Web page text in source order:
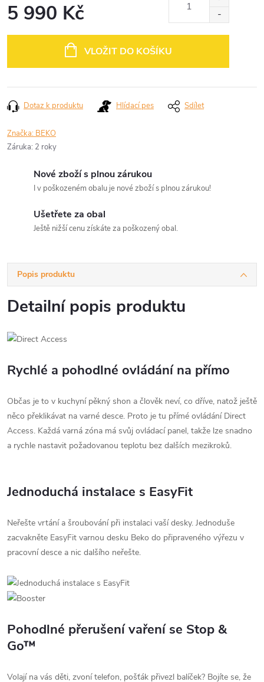
5 990 Kč
VLOŽIT DO KOŠÍKU
Dotaz k produktu Hlídací pes Sdílet
Značka: BEKO
Záruka: 2 roky
Nové zboží s plnou zárukou
I v poškozeném obalu je nové zboží s plnou zárukou!
Ušetřete za obal
Ještě nižší cenu získáte za poškozený obal.
Popis produktu
Detailní popis produktu
Rychlé a pohodlné ovládání na přímo
Občas je to v kuchyní pěkný shon a člověk neví, co dříve, natož ještě
něco překlikávat na varné desce. Proto je tu přímé ovládání Direct
Access. Každá varná zóna má svůj ovládací panel, takže lze snadno
a rychle nastavit požadovanou teplotu bez dalších mezikroků.
Jednoduchá instalace s EasyFit
Neřešte vrtání a šroubování při instalaci vaší desky. Jednoduše
zacvakněte EasyFit varnou desku Beko do připraveného výřezu v
pracovní desce a nic dalšího neřešte.
Pohodlné přerušení vaření se Stop &
Go™
Volají na vás děti, zvoní telefon, pošťák přivezl balíček? Bojíte se, že